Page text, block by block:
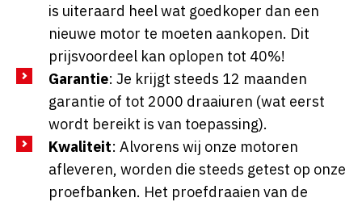
is uiteraard heel wat goedkoper dan een
nieuwe motor te moeten aankopen. Dit
prijsvoordeel kan oplopen tot 40%!
Garantie: Je krijgt steeds 12 maanden
garantie of tot 2000 draaiuren (wat eerst
wordt bereikt is van toepassing).
Kwaliteit: Alvorens wij onze motoren
afleveren, worden die steeds getest op onze
proefbanken. Het proefdraaien van de